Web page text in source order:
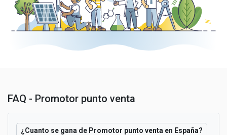
FAQ - Promotor punto venta
¿Cuanto se gana de Promotor punto venta en España?